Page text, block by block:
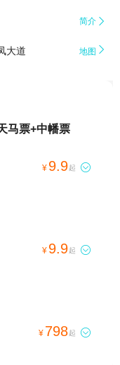
简介 
大道 地图 
马票+中幡票
¥ 9.9起 
¥ 9.9起 
¥ 798起 